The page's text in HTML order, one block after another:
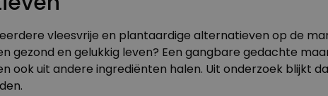
vleesvrije en plantaardige alternatieven op de
gezond en gelukkig leven? Een gangbare gedachte
ook uit andere ingrediënten halen. Uit onderzoek blijkt